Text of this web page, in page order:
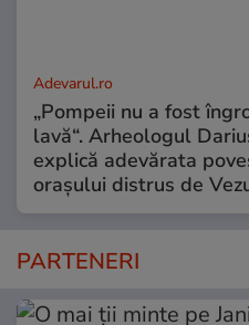
Adevarul.ro
„Pompeii nu a fost
lavă“. Arheologul
explică adevărata
orașului distrus de
PARTENERI